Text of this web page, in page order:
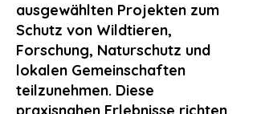
ausgewählten Projekten zum
Schutz von Wildtieren,
Forschung, Naturschutz und
lokalen Gemeinschaften
teilzunehmen. Diese